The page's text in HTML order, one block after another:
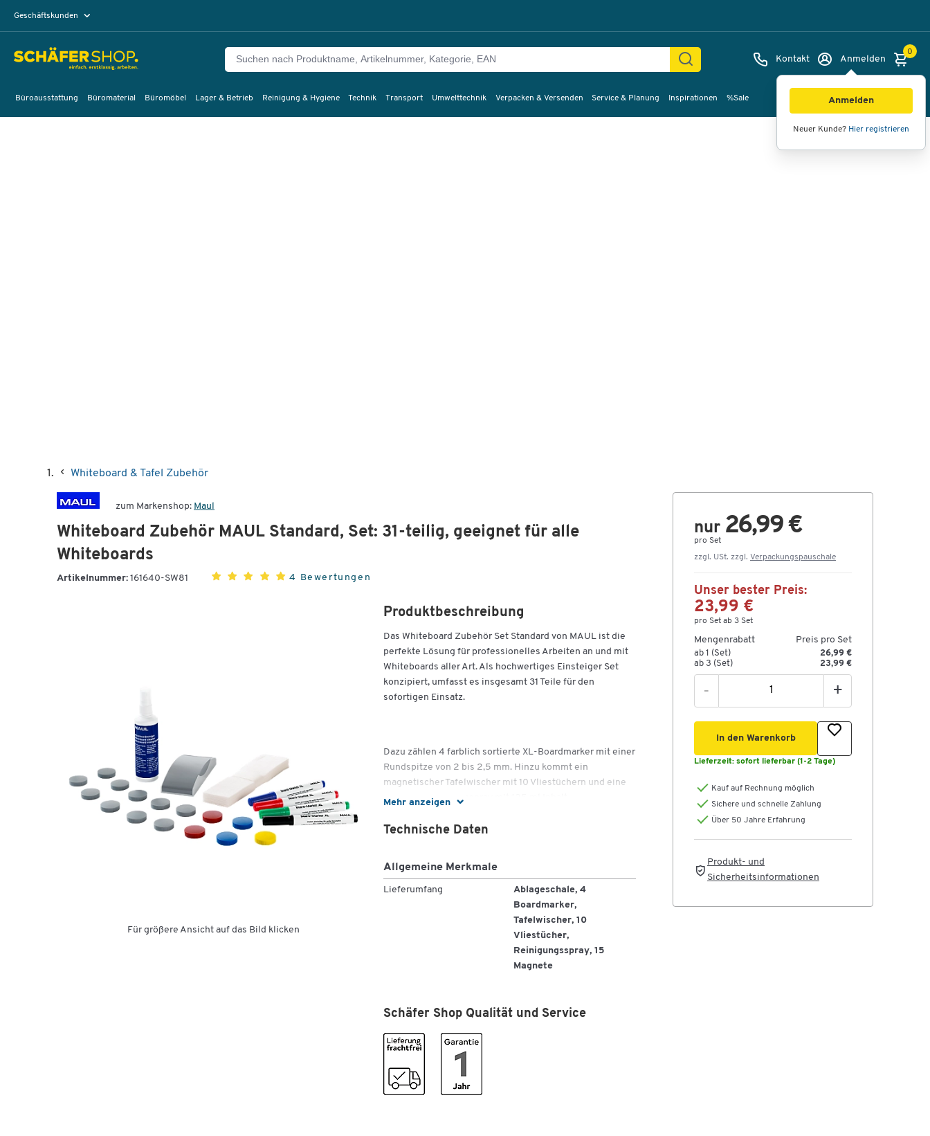
Geschäftskunden
Kontakt Anmelden
Anmelden
Neuer Kunde? Hier registrieren
0
Büroausstattung Büromaterial Büromöbel Lager & Betrieb Reinigung & Hygiene Technik Transport Umwelttechnik Verpacken & Versenden Service & Planung Inspirationen %Sale
Whiteboard & Tafel Zubehör
zum Markenshop: Maul
Whiteboard Zubehör MAUL Standard, Set: 31-teilig, geeignet für alle
Whiteboards
Artikelnummer: 161640-SW81 4 Bewertungen
Für größere Ansicht auf das Bild klicken
Mehr anzeigen
Produktbeschreibung
Das Whiteboard Zubehör Set Standard von MAUL ist die
perfekte Lösung für professionelles Arbeiten an und mit
Whiteboards aller Art. Als hochwertiges Einsteiger Set
konzipiert, umfasst es insgesamt 31 Teile für den
sofortigen Einsatz.
Dazu zählen 4 farblich sortierte XL-Boardmarker mit einer
Rundspitze von 2 bis 2,5 mm. Hinzu kommt ein
magnetischer Tafelwischer mit 10 Vliestüchern und eine
Flasche Reinigungsspray mit 125 ml Inhalt.
sowie den 5 farblich sortierten Rundmagneten können
Sie zudem umgehend Bilder oder Notizblätter an dem
Whiteboard befestigen. Die Rundmagnete des
Whiteboard Zubehör Sets Standard von MAUL besitzen
einen Durchmesser von jeweils 32 mm.
Hochwertiges, 31 Teile umfassendes Whiteboard
Zubehör Set
Für alle Arten von Whiteboards geeignet
4 farblich sortierte XL-Boardmarker (Rundspitze 2-
Technische Daten
Allgemeine Merkmale
Lieferumfang
Ablageschale, 4
Boardmarker,
Tafelwischer, 10
Vliestücher,
Reinigungsspray, 15
Magnete
Schäfer Shop Qualität und Service
nur 26,99 €
pro Set
zzgl. USt. zzgl. Verpackungspauschale
Unser bester Preis:
23,99 €
pro Set ab 3 Set
Mengenrabatt Preis pro Set
ab 1 (Set)
26,99 €
ab 3 (Set)
23,99 €
- +
In den Warenkorb
Lieferzeit: sofort lieferbar (1-2 Tage)
Kauf auf Rechnung möglich
Sichere und schnelle Zahlung
Über 50 Jahre Erfahrung
Produkt- und
Sicherheitsinformationen
Bilder Videos 360°-Ansicht